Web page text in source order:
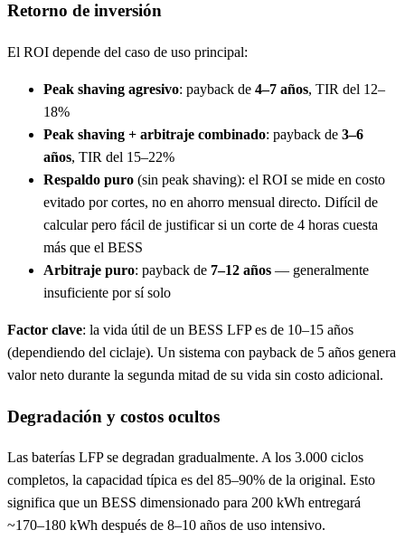
Retorno de inversión
El ROI depende del caso de uso principal:
Peak shaving agresivo: payback de 4–7 años, TIR del 12–
18%
Peak shaving + arbitraje combinado: payback de 3–6
años, TIR del 15–22%
Respaldo puro (sin peak shaving): el ROI se mide en costo
evitado por cortes, no en ahorro mensual directo. Difícil de
calcular pero fácil de justificar si un corte de 4 horas cuesta
más que el BESS
Arbitraje puro: payback de 7–12 años — generalmente
insuficiente por sí solo
Factor clave: la vida útil de un BESS LFP es de 10–15 años
(dependiendo del ciclaje). Un sistema con payback de 5 años genera
valor neto durante la segunda mitad de su vida sin costo adicional.
Degradación y costos ocultos
Las baterías LFP se degradan gradualmente. A los 3.000 ciclos
completos, la capacidad típica es del 85–90% de la original. Esto
significa que un BESS dimensionado para 200 kWh entregará
~170–180 kWh después de 8–10 años de uso intensivo.